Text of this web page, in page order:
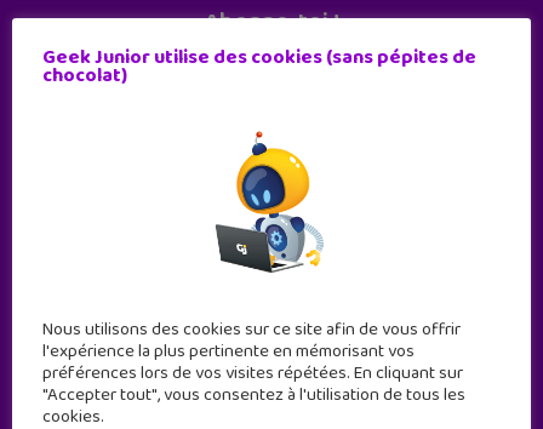
Abonne-toi !
11 numéros par an
JE M'ABONNE !
Geek Junior utilise des cookies (sans pépites de
chocolat)
Nous utilisons des cookies sur ce site afin de vous offrir
l'expérience la plus pertinente en mémorisant vos
préférences lors de vos visites répétées. En cliquant sur
"Accepter tout", vous consentez à l'utilisation de tous les
cookies.